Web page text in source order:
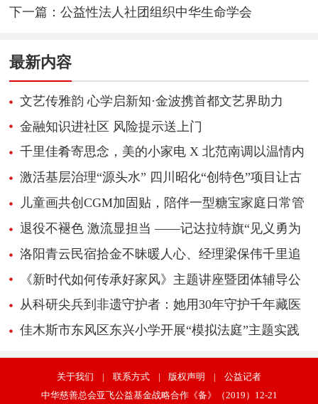
非遗公益活动
下一篇：公益性法人社团组织中华生命学会
最新内容
文艺传雅韵 心学启新知·金波携首都文艺界助力
《心学感悟录》新书推广
金融知识进社区 风险提示送上门
千里佳肴寄思念，美的小家电 X 北范南调以温情内
容引爆超1700万播放
激活基层治理“源头水” 四川昭化“创特色”项目让古
城民俗“活”起来
儿童画共创CGM加固贴，陪伴一型糖宝家庭日常管
理退役不褪色 激流显担当 ——记达拉特旗“见义勇为
先进个人”边志峰
洛阳青云民宿拾金不昧暖人心、经理梁保伟千里追
还失物获赞
《新时代如何传承好家风》主题讲座暨团体辅导公
益活动
从科研尖兵到非遗守护者：她用30年守护千年藏医
学传承
佳木斯市东风区东兴小学开展“模拟法庭”主题实践
活动
关于我们 | 联系方式 | 版权声明 |
公益记者
中华慈善总会亚飞公益基金战略合作《备》（2019）12-21